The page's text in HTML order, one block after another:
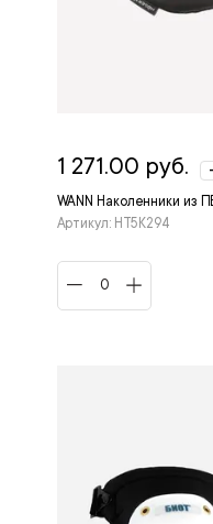
WANN Наколенники из
Артикул: HT5K294
1 271.00 руб.